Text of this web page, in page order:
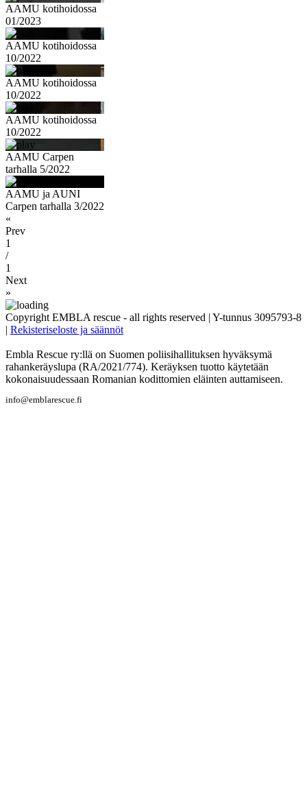
AAMU kotihoidossa
01/2023
AAMU kotihoidossa
10/2022
AAMU kotihoidossa
10/2022
AAMU kotihoidossa
10/2022
AAMU Carpen
tarhalla 5/2022
AAMU ja AUNI
Carpen tarhalla 3/2022
«
Prev
1
/
1
Next
»
Copyright EMBLA rescue - all rights reserved | Y-tunnus 3095793-8
| Rekisteriseloste ja säännöt
Embla Rescue ry:llä on Suomen poliisihallituksen hyväksymä
rahankeräyslupa (RA/2021/774). Keräyksen tuotto käytetään
kokonaisuudessaan Romanian kodittomien eläinten auttamiseen.
info@emblarescue.fi